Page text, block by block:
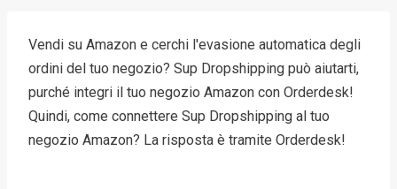
Vendi su Amazon e cerchi l'evasione automatica degli
ordini del tuo negozio? Sup Dropshipping può aiutarti,
purché integri il tuo negozio Amazon con Orderdesk!
Quindi, come connettere Sup Dropshipping al tuo
negozio Amazon? La risposta è tramite Orderdesk!